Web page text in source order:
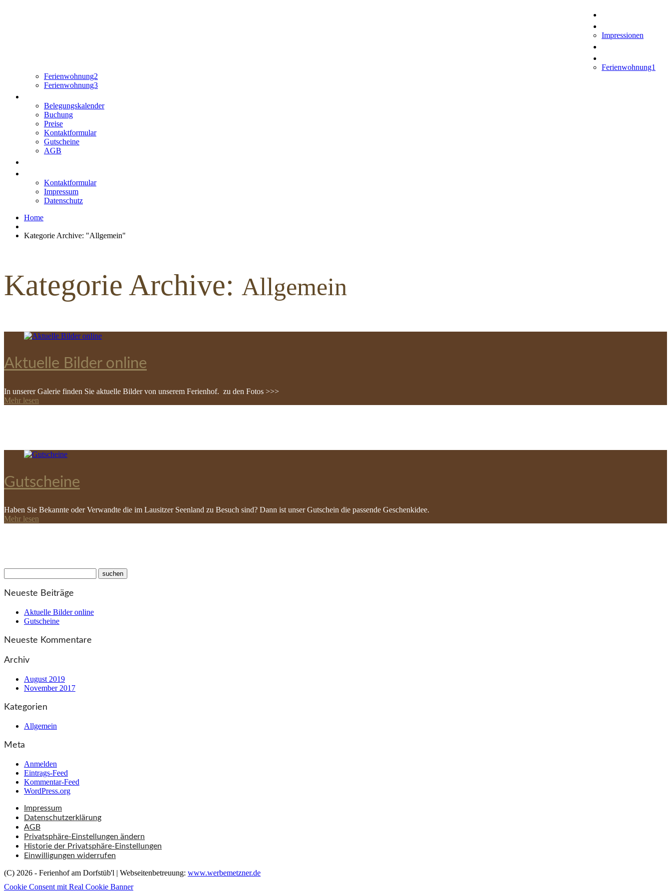
Ferienhof am Dorfstüb'l – Ihre Ferienwohnung im Lausitzer Seenland Impressionen
Ferienwohnung1
Ferienwohnung2
Ferienwohnung3
Belegungskalender
Buchung
Preise
Kontaktformular
Gutscheine
AGB
Kontaktformular
Impressum
Datenschutz
Home
Kategorie Archive: "Allgemein"
Kategorie Archive: Allgemein
Aktuelle Bilder online
In unserer Galerie finden Sie aktuelle Bilder von unserem Ferienhof. zu den Fotos >>>
Mehr lesen
Gutscheine
Haben Sie Bekannte oder Verwandte die im Lausitzer Seenland zu Besuch sind? Dann ist unser Gutschein die passende Geschenkidee.
Mehr lesen
Neueste Beiträge
Aktuelle Bilder online
Gutscheine
Neueste Kommentare
Archiv
August 2019
November 2017
Kategorien
Allgemein
Meta
Anmelden
Eintrags-Feed
Kommentar-Feed
WordPress.org
Impressum
Datenschutzerklärung
AGB
Privatsphäre-Einstellungen ändern
Historie der Privatsphäre-Einstellungen
Einwilligungen widerrufen
(C) 2026 - Ferienhof am Dorfstüb'l | Webseitenbetreuung: www.werbemetzner.de
Cookie Consent mit Real Cookie Banner